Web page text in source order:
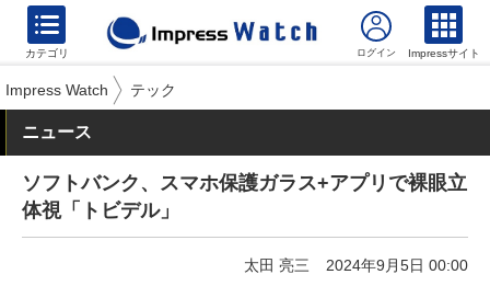
カテゴリ Impressサイト
Impress Watch テック
ニュース
ソフトバンク、スマホ保護ガラス+アプリで裸眼立
体視「トビデル」
太田 亮三 2024年9月5日 00:00